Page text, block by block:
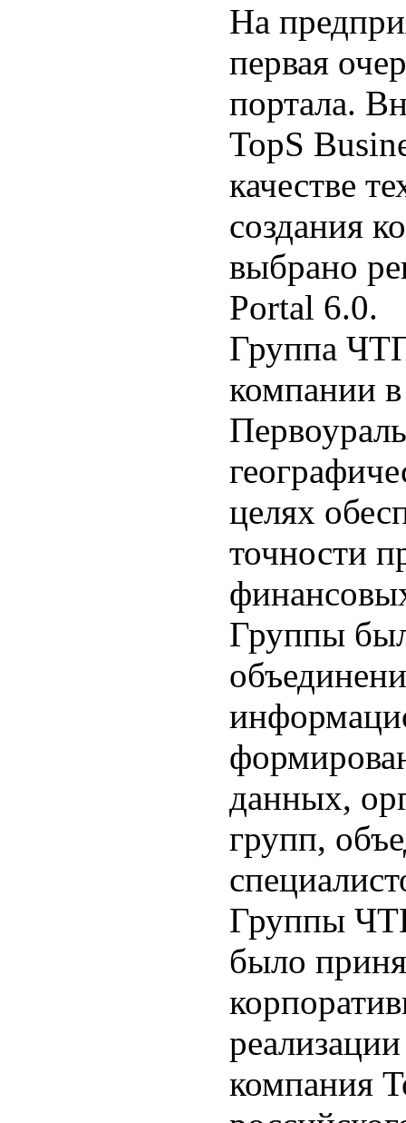
На
первая
портала.
TopS
качестве
создания
выбрано
Portal 6.0.
Группа
компании
целях
точности
Группы
данных,
групп,
Группы
было
компания